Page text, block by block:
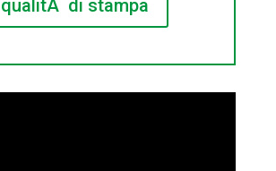
qualitÃ di stampa